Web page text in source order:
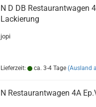
N D DB Restaurantwagen
Lackierung
jopi
Lieferzeit: ca. 3-4 Tage (Ausland
N Restaurantwagen 4A